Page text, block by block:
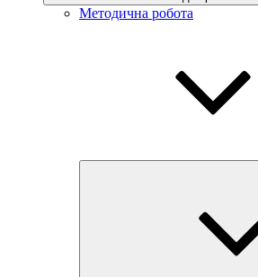
Методична робота